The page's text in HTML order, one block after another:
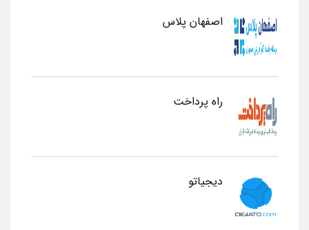
اصفهان پلاس
راه پرداخت
دیجیاتو